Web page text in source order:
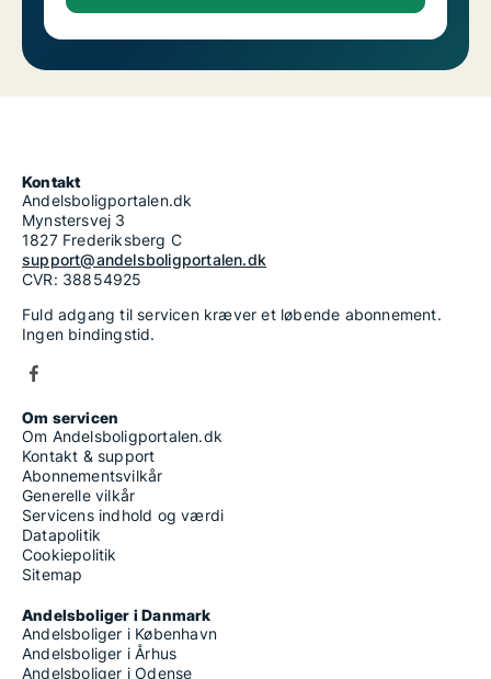
Kontakt
Andelsboligportalen.dk
Mynstersvej 3
1827 Frederiksberg C
support@andelsboligportalen.dk
CVR: 38854925
Fuld adgang til servicen kræver et løbende abonnement.
Ingen bindingstid.
Om servicen
Om Andelsboligportalen.dk
Kontakt & support
Abonnementsvilkår
Generelle vilkår
Servicens indhold og værdi
Datapolitik
Cookiepolitik
Sitemap
Andelsboliger i Danmark
Andelsboliger i København
Andelsboliger i Århus
Andelsboliger i Odense